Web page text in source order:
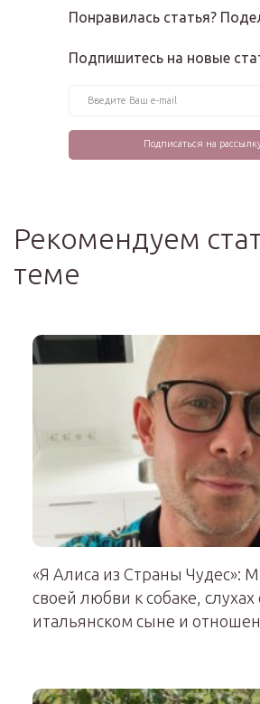
Понравилась статья?
Подпишитесь на новые
Рекомендуем
теме
«Я Алиса из Страны Чудес»:
своей любви к собаке, слухах
итальянском сыне и